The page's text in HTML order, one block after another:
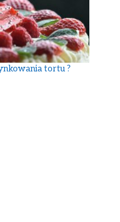
tortu ?